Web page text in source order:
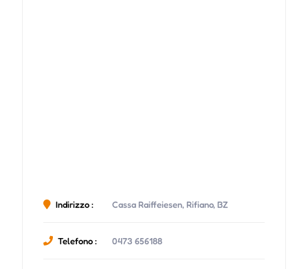
Indirizzo : Cassa Raiffeiesen, Rifiano, BZ
Telefono : 0473 656188